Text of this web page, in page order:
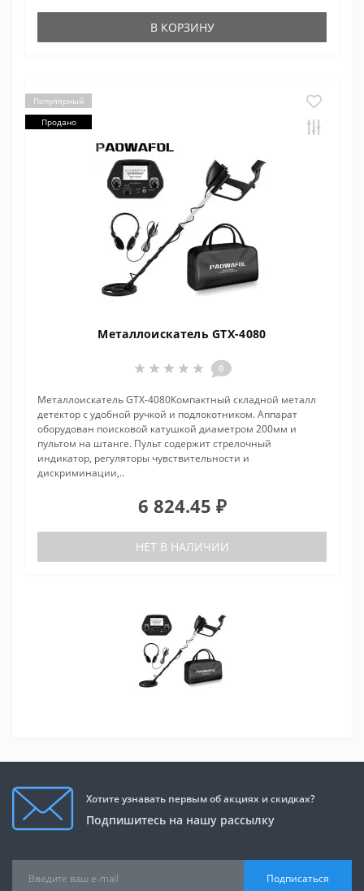
В КОРЗИНУ
Популярный
Продано
Металлоискатель GTX-4080
0
Металлоискатель GTX-4080Компактный складной металл
детектор с удобной ручкой и подлокотником. Аппарат
оборудован поисковой катушкой диаметром 200мм и
пультом на штанге. Пульт содержит стрелочный
индикатор, регуляторы чувствительности и
дискриминации,..
6 824.45 ₽
НЕТ В НАЛИЧИИ
Хотите узнавать первым об акциях и скидках?
Подпишитесь на нашу рассылку
Подписаться